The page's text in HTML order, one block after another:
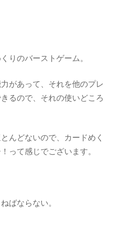
りのバーストゲーム。
があって、それを他のプレ
るので、それの使いどころ
んどないので、カードめく
って感じでございます。
ばならない。